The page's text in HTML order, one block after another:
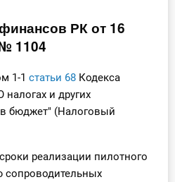
РК от 16
1104
1-1 статьи 68 Кодекса
налогах и других
бюджет" (Налоговый
реализации пилотного